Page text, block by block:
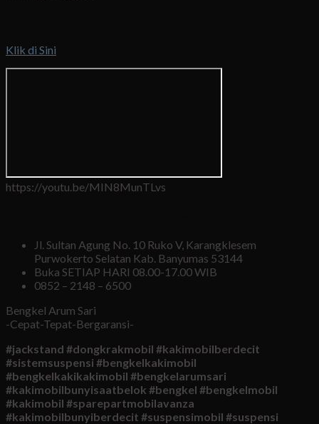
Klik di Sini
https://youtu.be/MIN8MunTLvs
Jl. Sultan Agung No. 10 Ruko V, Karangklesem
Purwokerto Selatan Kab. Banyumas 53144
Buka SETIAP HARI 08.00-17.00 WIB
0852 – 2148 – 6500
Bengkel Arum Sari
-Cepat-Tepat-Bergaransi-
#jackstand #dongkrakmobil #kakimobilberdecit
#sistemsuspensi #bengkelkakimobil
#bengkelkakikakimobil #bengkelarumsari
#kakimobilbunyisaatbelok #bengkel #bengkelmobil
#kakimobil #sparepartmobilavanza
#kakimobilbunyiberdecit #suspensimobil #suspensi